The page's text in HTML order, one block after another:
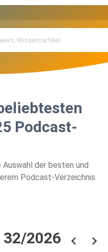
Podcast-
der besten und
Podcast-Verzeichnis.
32/2026